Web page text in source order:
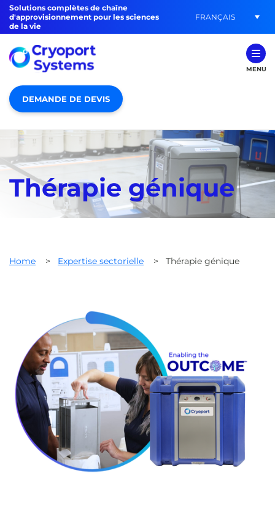
Solutions complètes de chaîne
d'approvisionnement pour les sciences
de la vie
FRANÇAIS
MENU
DEMANDE DE DEVIS
Thérapie génique
Home > Expertise sectorielle > Thérapie génique